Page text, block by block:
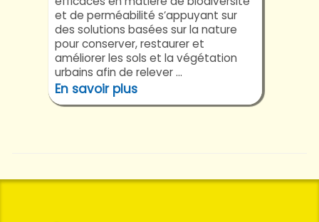
et de perméabilité s’appuyant sur
des solutions basées sur la nature
pour conserver, restaurer et
améliorer les sols et la végétation
urbains afin de relever ...
En savoir plus